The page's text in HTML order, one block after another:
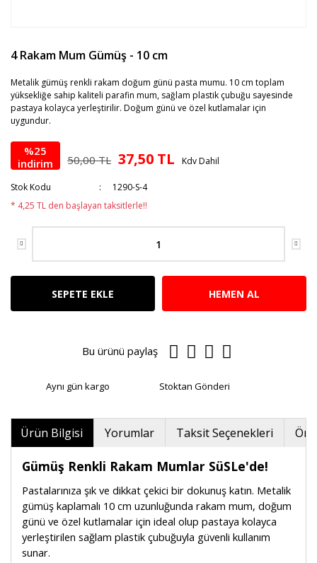
4 Rakam Mum Gümüş - 10 cm
Metalik gümüş renkli rakam doğum günü pasta mumu. 10 cm toplam
yüksekliğe sahip kaliteli parafin mum, sağlam plastik çubuğu sayesinde
pastaya kolayca yerleştirilir. Doğum günü ve özel kutlamalar için
uygundur.
%25
indirim
50,00 TL 37,50 TL Kdv Dahil
Stok Kodu
1290-S-4
* 4,25 TL den başlayan taksitlerle!!
SEPETE EKLE HEMEN AL
Bu ürünü paylaş
Aynı gün kargo Stoktan Gönderi
Ürün Bilgisi Yorumlar Taksit Seçenekleri
Gümüş Renkli Rakam Mumlar SüSLe'de!
Pastalarınıza şık ve dikkat çekici bir dokunuş katın. Metalik
gümüş kaplamalı 10 cm uzunluğunda rakam mum, doğum
günü ve özel kutlamalar için ideal olup pastaya kolayca
yerleştirilen sağlam plastik çubuğuyla güvenli kullanım
sunar.